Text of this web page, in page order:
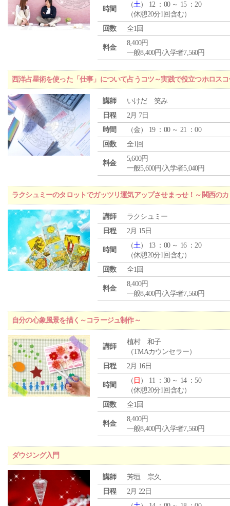
時間
（土） 12 ：00 ～ 15 ：20
（休憩20分1回含む）
回数
全1回
料金
8,400円
一般8,400円/入学者7,560円
西洋占星術を使った「仕事」について占うコツ～実践で役立つホロス
講師
いけだ 笑み
日程
2月 7日
時間
（金） 19 ：00 ～ 21 ：00
回数
全1回
料金
5,600円
一般5,600円/入学者5,040円
ラクシュミーのタロットでガッツリ運気アップさせまっせ！～関西の
講師
ラクシュミー
日程
2月 15日
時間
（土） 13 ：00 ～ 16 ：20
（休憩20分1回含む）
回数
全1回
料金
8,400円
一般8,400円/入学者7,560円
自分の心象風景を描く～コラージュ制作～
講師
植村 和子
（TMAカウンセラー）
日程
2月 16日
時間
（ 日 ） 11 ：30 ～ 14 ：50
（休憩20分1回含む）
回数
全1回
料金
8,400円
一般8,400円/入学者7,560円
ダウジング入門
講師
芳垣 宗久
日程
2月 22日